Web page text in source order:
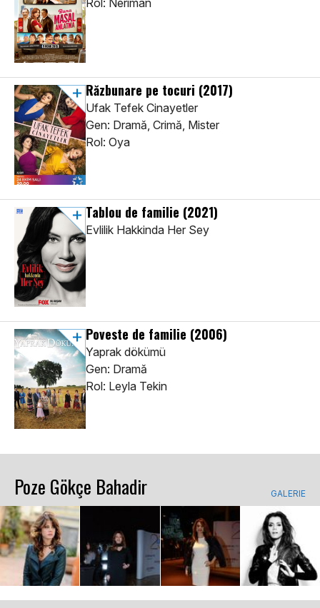
Rol: Neriman
Răzbunare pe tocuri (2017)
Ufak Tefek Cinayetler
Gen: Dramă, Crimă, Mister
Rol: Oya
Tablou de familie (2021)
Evlilik Hakkinda Her Sey
Poveste de familie (2006)
Yaprak dökümü
Gen: Dramă
Rol: Leyla Tekin
Poze Gökçe Bahadir GALERIE